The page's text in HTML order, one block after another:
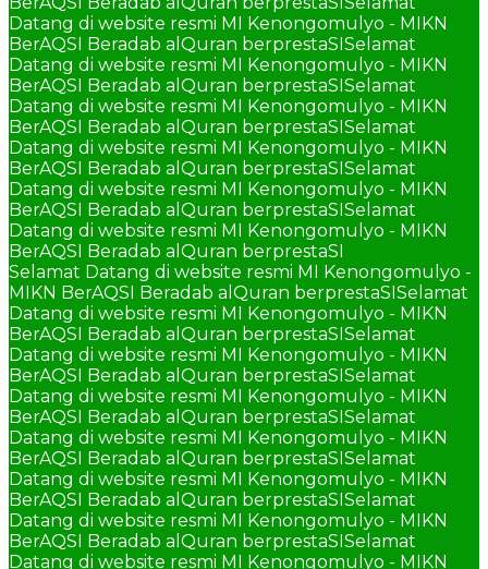
Datang di website resmi MI Kenongomulyo - MIKN
BerAQSI Beradab alQuran berprestaSISelamat
Datang di website resmi MI Kenongomulyo - MIKN
BerAQSI Beradab alQuran berprestaSISelamat
Datang di website resmi MI Kenongomulyo - MIKN
BerAQSI Beradab alQuran berprestaSISelamat
Datang di website resmi MI Kenongomulyo - MIKN
BerAQSI Beradab alQuran berprestaSISelamat
Datang di website resmi MI Kenongomulyo - MIKN
BerAQSI Beradab alQuran berprestaSISelamat
Datang di website resmi MI Kenongomulyo - MIKN
BerAQSI Beradab alQuran berprestaSI
Selamat Datang di website resmi MI Kenongomulyo -
MIKN BerAQSI Beradab alQuran berprestaSISelamat
Datang di website resmi MI Kenongomulyo - MIKN
BerAQSI Beradab alQuran berprestaSISelamat
Datang di website resmi MI Kenongomulyo - MIKN
BerAQSI Beradab alQuran berprestaSISelamat
Datang di website resmi MI Kenongomulyo - MIKN
BerAQSI Beradab alQuran berprestaSISelamat
Datang di website resmi MI Kenongomulyo - MIKN
BerAQSI Beradab alQuran berprestaSISelamat
Datang di website resmi MI Kenongomulyo - MIKN
BerAQSI Beradab alQuran berprestaSISelamat
Datang di website resmi MI Kenongomulyo - MIKN
BerAQSI Beradab alQuran berprestaSISelamat
Datang di website resmi MI Kenongomulyo - MIKN